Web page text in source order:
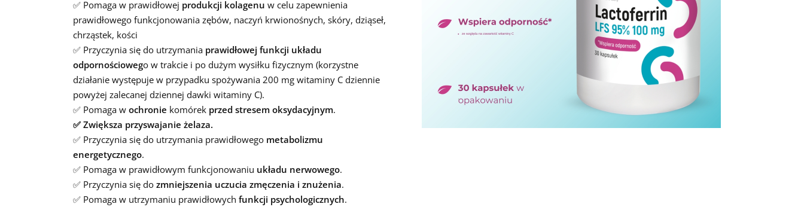
✅ Pomaga w prawidłowej produkcji kolagenu w celu zapewnienia
prawidłowego funkcjonowania zębów, naczyń krwionośnych, skóry, dziąseł,
chrząstek, kości
✅ Przyczynia się do utrzymania prawidłowej funkcji układu
odpornościowego w trakcie i po dużym wysiłku fizycznym (korzystne
działanie występuje w przypadku spożywania 200 mg witaminy C dziennie
powyżej zalecanej dziennej dawki witaminy C).
✅ Pomaga w ochronie komórek przed stresem oksydacyjnym.
✅ Zwiększa przyswajanie żelaza.
✅ Przyczynia się do utrzymania prawidłowego metabolizmu
energetycznego.
✅ Pomaga w prawidłowym funkcjonowaniu układu nerwowego.
✅ Przyczynia się do zmniejszenia uczucia zmęczenia i znużenia.
✅ Pomaga w utrzymaniu prawidłowych funkcji psychologicznych.